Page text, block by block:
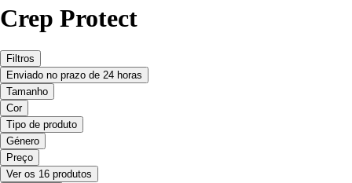
Crep Protect
Filtros
Enviado no prazo de 24 horas
Tamanho
Cor
Tipo de produto
Género
Preço
Ver os 16 produtos